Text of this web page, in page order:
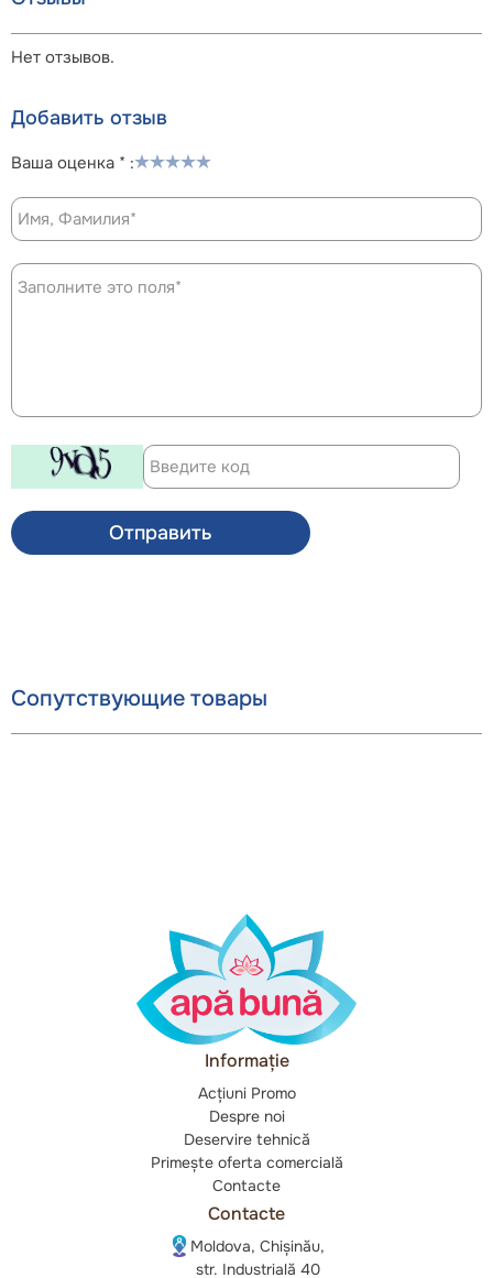
Нет отзывов.
Добавить отзыв
Ваша оценка * :
Отправить
Сопутствующие товары
Informație
Acțiuni Promo
Despre noi
Deservire tehnică
Primește oferta comercială
Contacte
Contacte
Moldova, Chișinău,
str. Industrială 40